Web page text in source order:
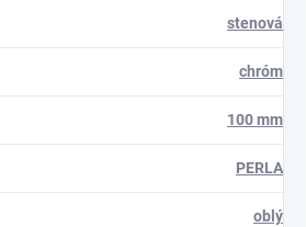
stenová
chróm
100 mm
PERLA
oblý